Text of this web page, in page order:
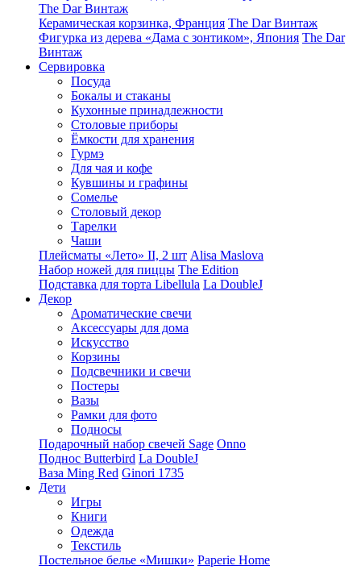
The Dar Винтаж
Керамическая корзинка, Франция The Dar Винтаж
Фигурка из дерева «Дама с зонтиком», Япония The Dar
Винтаж
Сервировка
Посуда
Бокалы и стаканы
Кухонные принадлежности
Столовые приборы
Ëмкости для хранения
Гурмэ
Для чая и кофе
Кувшины и графины
Сомелье
Столовый декор
Тарелки
Чаши
Плейсматы «Лето» II, 2 шт Alisa Maslova
Набор ножей для пиццы The Edition
Подставка для торта Libellula La DoubleJ
Декор
Ароматические свечи
Аксессуары для дома
Искусство
Корзины
Подсвечники и свечи
Постеры
Вазы
Рамки для фото
Подносы
Подарочный набор свечей Sage Onno
Поднос Butterbird La DoubleJ
Ваза Ming Red Ginori 1735
Дети
Игры
Книги
Одежда
Текстиль
Постельное белье «Мишки» Paperie Home